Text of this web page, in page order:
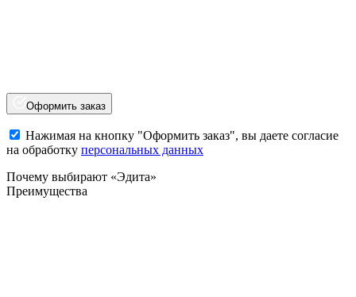
Оформить заказ
Нажимая на кнопку "Оформить заказ", вы даете согласие
на обработку персональных данных
Почему выбирают «Эдита»
Преимущества